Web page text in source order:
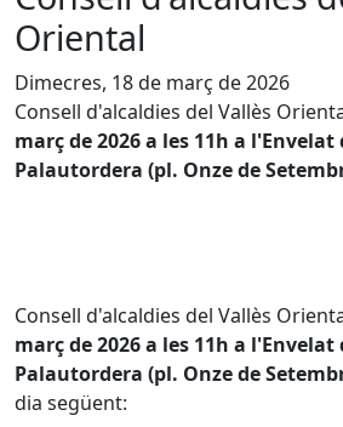
Oriental
Dimecres, 18 de març de 2026
Consell d'alcaldies del Vallès
març de 2026 a les 11h a
Palautordera (pl. Onze de
Consell d'alcaldies del Vallès
març de 2026 a les 11h a
Palautordera (pl. Onze de
dia següent: